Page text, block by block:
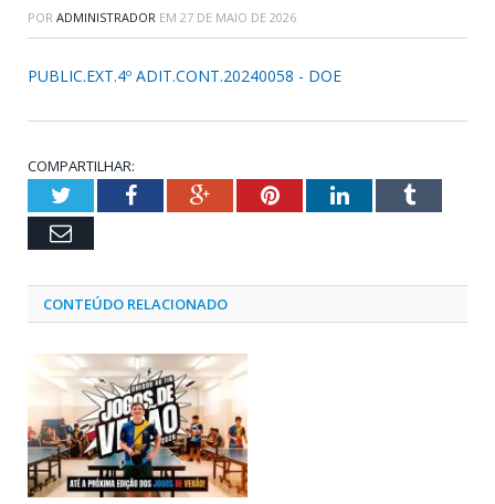
POR ADMINISTRADOR EM 27 DE MAIO DE 2026
PUBLIC.EXT.4º ADIT.CONT.20240058 - DOE
COMPARTILHAR:
TwitterFacebookGoogle+PinterestLinkedInTumblr
Email
CONTEÚDO RELACIONADO